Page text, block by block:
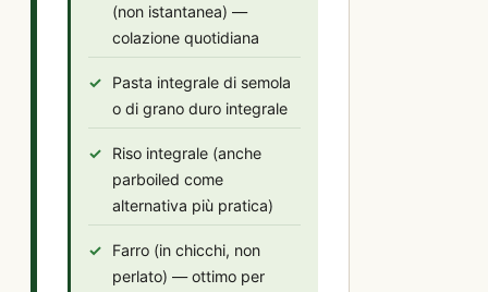
(non istantanea) —
colazione quotidiana
Pasta integrale di semola
o di grano duro integrale
Riso integrale (anche
parboiled come
alternativa più pratica)
Farro (in chicchi, non
perlato) — ottimo per